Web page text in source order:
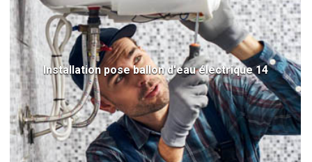
Installation pose ballon d'eau électrique 14